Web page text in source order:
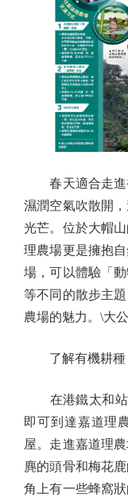
春天適合走進
濕潤空氣吹散開
光芒。位於大帽
理農場更是擁抱
場，可以體驗「
等不同的散步主
農場的魅力。\大
了解有機耕種
在港鐵太和站
即可到達嘉道理
屋。走進嘉道理
麂的頭骨和梅花
角上有一些蜂窩